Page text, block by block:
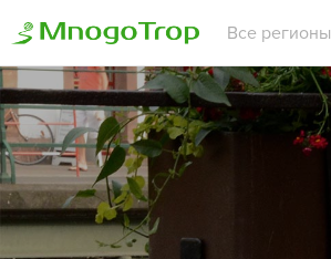
Все регионы